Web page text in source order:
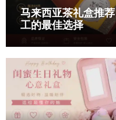
马来西亚茶礼盒推
工的最佳选择